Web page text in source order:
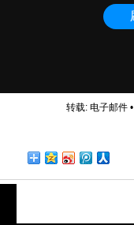
转载: 电子邮件•